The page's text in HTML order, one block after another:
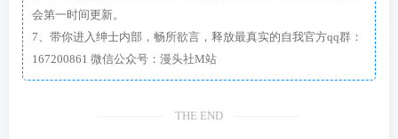
会第一时间更新。
7、带你进入绅士内部，畅所欲言，释放最真实的自我官方qq群：
167200861 微信公众号：漫头社M站
THE END